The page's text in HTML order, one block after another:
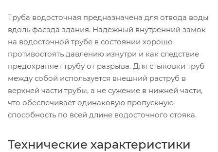
Труба водосточная предназначена для отвода воды
вдоль фасада здания. Надежный внутренний замок
на водосточной трубе в состоянии хорошо
противостоять давлению изнутри и как следствие
предохраняет трубу от разрыва. Для стыковки труб
между собой используется внешний раструб в
верхней части трубы, а не сужение в нижней части,
что обеспечивает одинаковую пропускную
способность по всей длине водосточного стояка.
Технические характеристики